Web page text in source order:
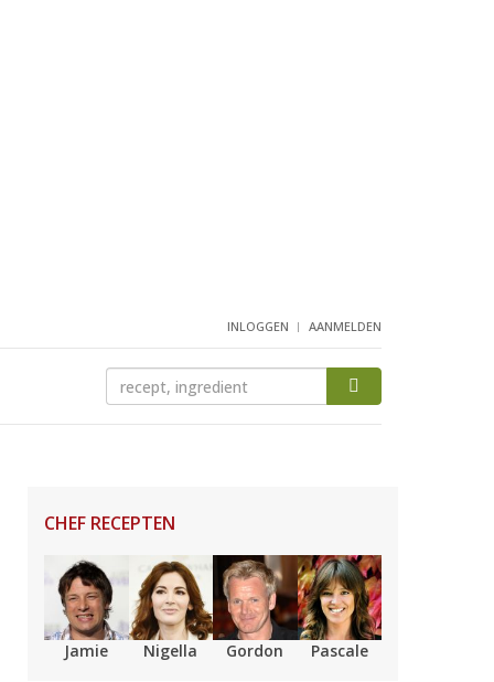
INLOGGEN AANMELDEN
CHEF RECEPTEN
Jamie Nigella Gordon Pascale